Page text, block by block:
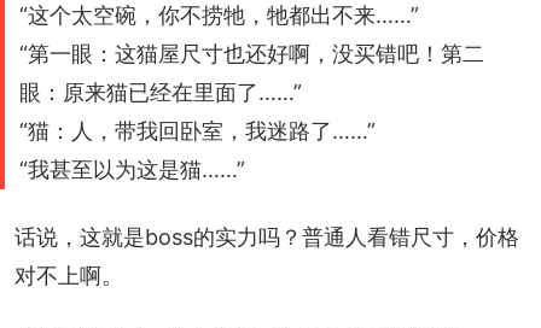
“这个太空碗，你不捞牠，牠都出不来……”
“第一眼：这猫屋尺寸也还好啊，没买错吧！第二
眼：原来猫已经在里面了……”
“猫：人，带我回卧室，我迷路了……”
“我甚至以为这是猫……”
话说，这就是boss的实力吗？普通人看错尺寸，价格
对不上啊。